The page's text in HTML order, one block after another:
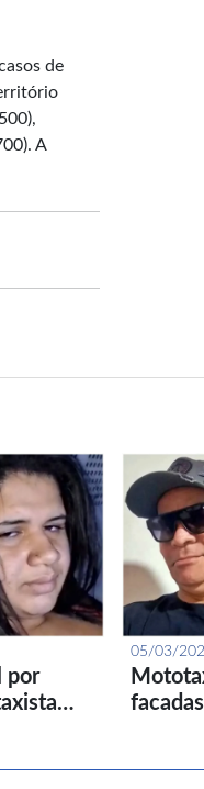
de
A
por
05/03/